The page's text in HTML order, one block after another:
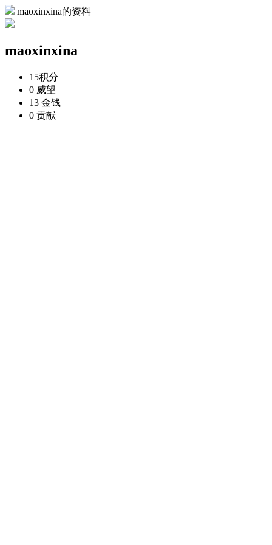
maoxinxina的资料
maoxinxina
15积分
0 威望
13 金钱
0 贡献